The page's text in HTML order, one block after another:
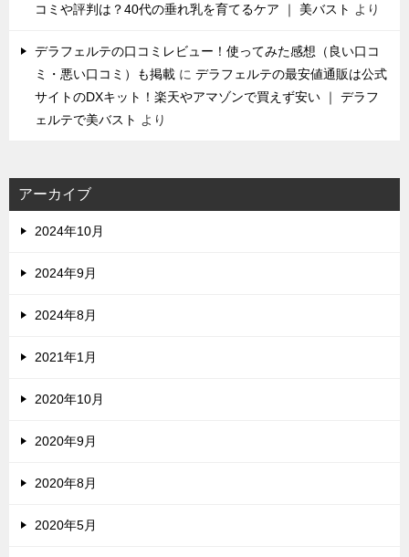
コミや評判は？40代の垂れ乳を育てるケア ｜ 美バスト より
デラフェルテの口コミレビュー！使ってみた感想（良い口コ
ミ・悪い口コミ）も掲載 に デラフェルテの最安値通販は公式
サイトのDXキット！楽天やアマゾンで買えず安い ｜ デラフ
ェルテで美バスト より
アーカイブ
2024年10月
2024年9月
2024年8月
2021年1月
2020年10月
2020年9月
2020年8月
2020年5月